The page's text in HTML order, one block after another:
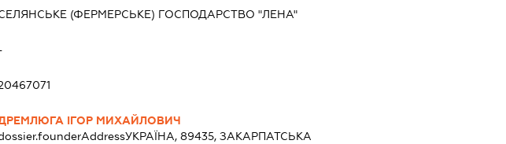
(ФЕРМЕРСЬКЕ) ГОСПОДАРСТВО "ЛЕНА"
ІГОР МИХАЙЛОВИЧ
УКРАЇНА, 89435, ЗАКАРПАТСЬКА